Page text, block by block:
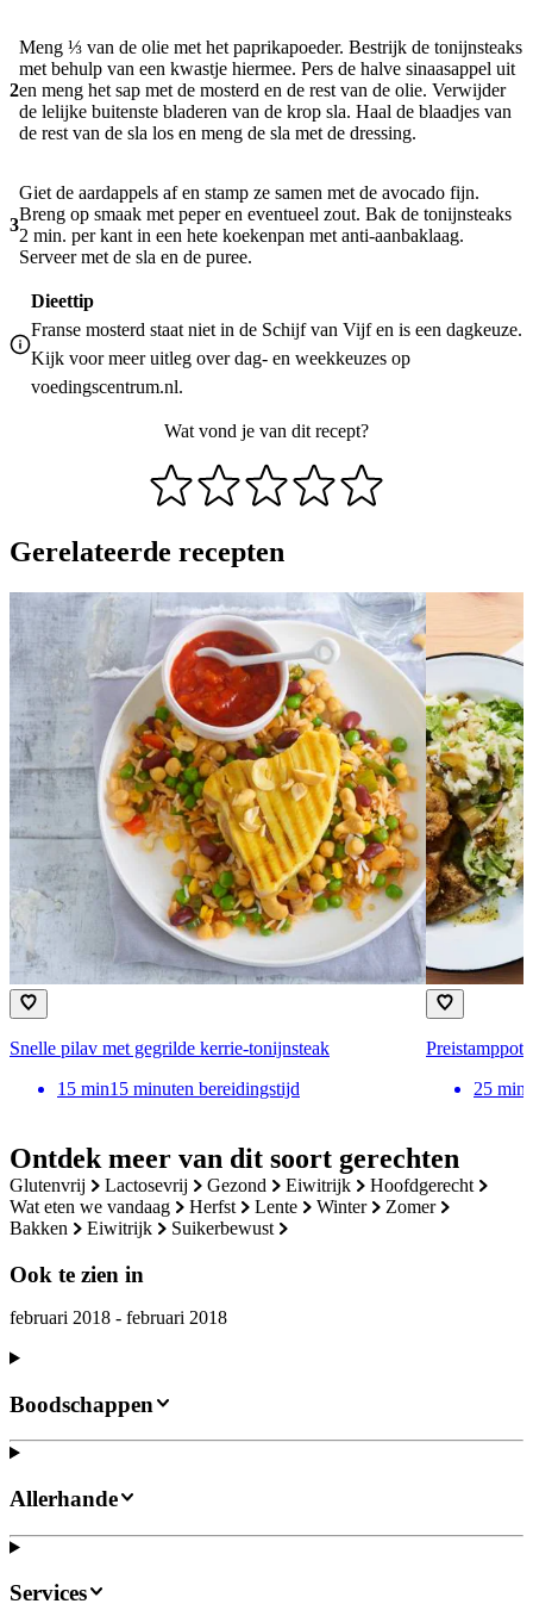
Ontdek meer van dit soort gerechten
glutenvrij lactosevrij gezond eiwitrijk
hoofdgerecht
wat eten we vandaag
herfst lente winter
zomer
bakken
eiwitrijk suikerbewust
Ook te zien in
februari 2018 - februari 2018
2
Meng ⅓ van de olie met het paprikapoeder. Bestrijk de tonijnsteaks
met behulp van een kwastje hiermee. Pers de halve sinaasappel uit
en meng het sap met de mosterd en de rest van de olie. Verwijder
de lelijke buitenste bladeren van de krop sla. Haal de blaadjes van
de rest van de sla los en meng de sla met de dressing.
3
Giet de aardappels af en stamp ze samen met de avocado fijn.
Breng op smaak met peper en eventueel zout. Bak de tonijnsteaks
2 min. per kant in een hete koekenpan met anti-aanbaklaag.
Serveer met de sla en de puree.
Dieettip
Franse mosterd staat niet in de Schijf van Vijf en is een dagkeuze.
Kijk voor meer uitleg over dag- en weekkeuzes op
voedingscentrum.nl.
Wat vond je van dit recept?
Gerelateerde recepten
Snelle pilav met gegrilde kerrie-tonijnsteak
15 min15 minuten bereidingstijd
Preistamppot
25 min
Boodschappen
Allerhande
Services